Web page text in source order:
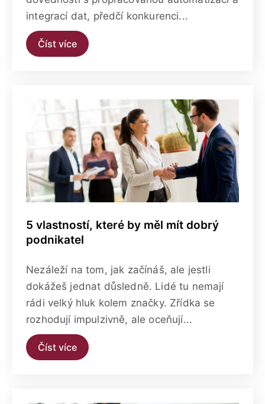
integrací dat, předčí konkurenci...
Číst více
5 vlastností, které by měl mít dobrý
podnikatel
Nezáleží na tom, jak začínáš, ale jestli
dokážeš jednat důsledně. Lidé tu nemají
rádi velký hluk kolem značky. Zřídka se
rozhodují impulzivně, ale oceňují...
Číst více